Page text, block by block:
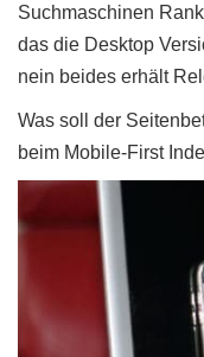
Suchmaschinen
das die Desktop
nein beides erhält
Was soll der
beim Mobile-First